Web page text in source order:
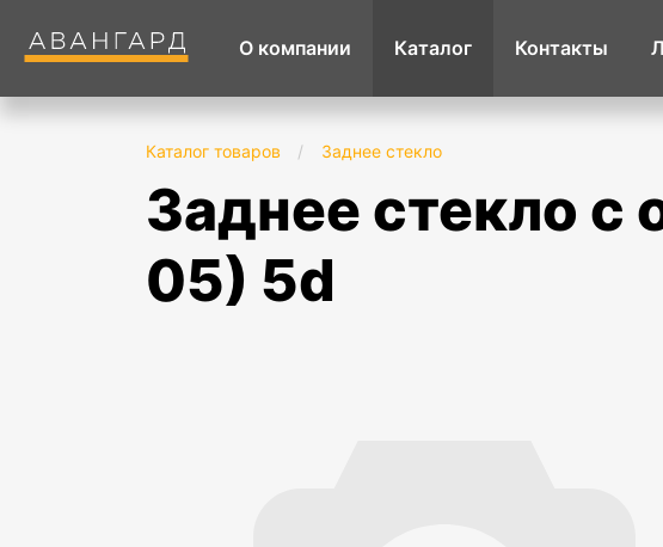
О компании Каталог Контакты
Каталог товаров / Заднее стекло
заднее стекло с обогревом kia rio (2000-
05) 5d